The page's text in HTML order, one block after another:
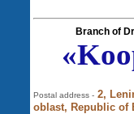
Branch of
Postal address - 2,
oblast, Republic of